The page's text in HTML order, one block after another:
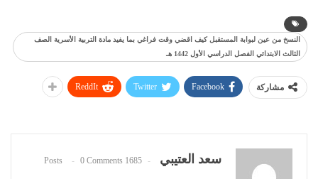
النسخ من عين لبوابة المستقبل كيف اقضي وقت فراغي بما يفيد مادة التربية الأسرية الصف
الثالث الابتدائي الفصل الدراسي الأول 1442 هـ
مشاركة Facebook
Twitter
ReddIt
سعد العتيبي 1685 Posts
0 Comments